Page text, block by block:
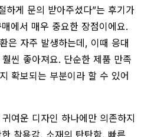
하게 문의 받아주셨다”는 후기가
에서 매우 중요한 장점이에요.
은 자주 발생하는데, 이때 응대
씬 좋아져요. 단순한 제품 만족
확보되는 부분이라 할 수 있어
여운 디자인 하나에만 의존하지
착용감, 소재의 탄탄함, 빠른